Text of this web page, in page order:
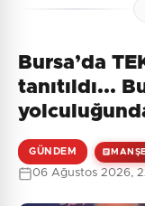
Bursa’da
tanıtıldı...
GÜNDEM
06 Ağustos 2026,